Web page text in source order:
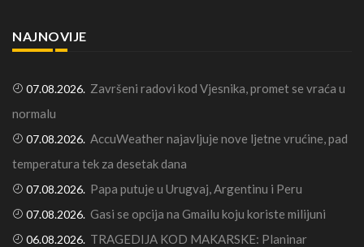
NAJNOVIJE
07.08.2026. Završeni radovi kod Vjesnika, promet se vraća u
normalu
07.08.2026. AccuWeather najavljuje nove ljetne vrućine, pad
temperatura tek za desetak dana
07.08.2026. Papa putuje u Urugvaj, Argentinu i Peru
07.08.2026. Gasi se opcija na Gmailu koju koriste milijuni
06.08.2026. TRAGEDIJA KOD MAKARSKE: Planinar